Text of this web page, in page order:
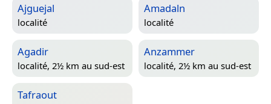
Ajguejal
localité
Amadaln
localité
Agadir
localité, 2½ km au sud-est
Anzammer
localité, 2½ km au sud-est
Tafraout